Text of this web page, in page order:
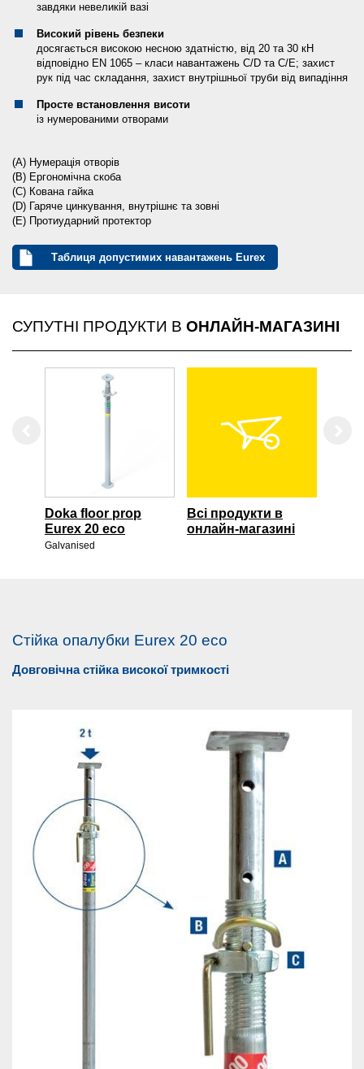
завдяки невеликій вазі
Високий рівень безпеки
досягається високою несною здатністю, від 20 та 30 кН
відповідно EN 1065 – класи навантажень C/D та C/E; захист
рук під час складання, захист внутрішньої труби від випадіння
Просте встановлення висоти
із нумерованими отворами
(A) Нумерація отворів
(B) Ергономічна скоба
(C) Кована гайка
(D) Гаряче цинкування, внутрішнє та зовні
(E) Протиударний протектор
Таблиця допустимих навантажень Eurex
СУПУТНІ ПРОДУКТИ В ОНЛАЙН-МАГАЗИНІ
Doka floor prop
Eurex 20 eco
Galvanised
Всі продукти в
онлайн-магазині
Стійка опалубки Eurex 20 eco
Довговічна стійка високої тримкості